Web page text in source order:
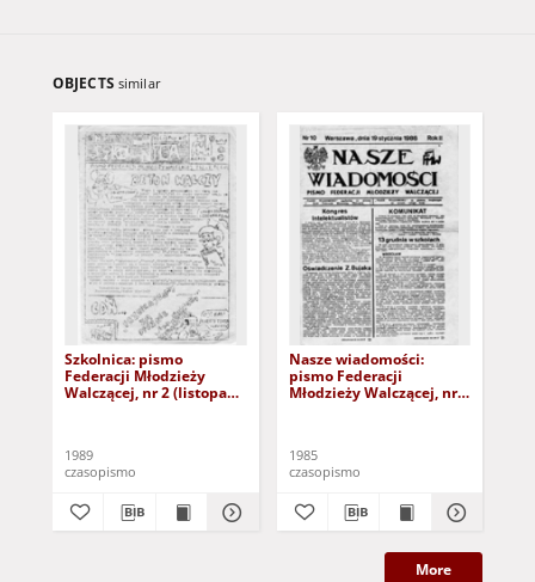
OBJECTS similar
Szkolnica: pismo
Federacji Młodzieży
Walczącej, nr 2 (listopad
1989
czasopismo
Nasze wiadomości:
pismo Federacji
Młodzieży Walczącej, nr 1
1985
czasopismo
More